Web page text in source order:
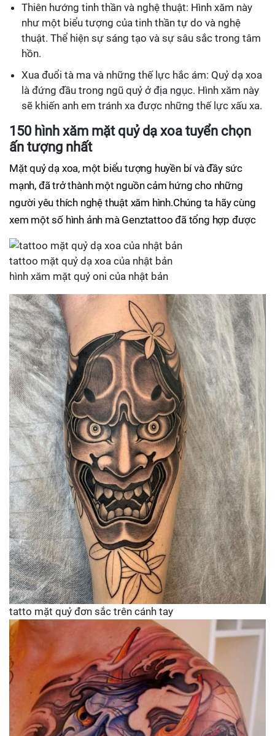
Thiên hướng tinh thần và nghệ thuật: Hình xăm này
như một biểu tượng của tinh thần tự do và nghệ
thuật. Thể hiện sự sáng tạo và sự sâu sắc trong tâm
hồn.
Xua đuổi tà ma và những thế lực hắc ám: Quỷ dạ xoa
là đứng đầu trong ngũ quỷ ở địa ngục. Hình xăm này
sẽ khiến anh em tránh xa được những thế lực xấu xa.
150 hình xăm mặt quỷ dạ xoa tuyển chọn
ấn tượng nhất
Mặt quỷ dạ xoa, một biểu tượng huyền bí và đầy sức
mạnh, đã trở thành một nguồn cảm hứng cho những
người yêu thích nghệ thuật xăm hình.Chúng ta hãy cùng
xem một số hình ảnh mà Genztattoo đã tổng hợp được
tattoo mặt quỷ dạ xoa của nhật bản
hình xăm mặt quỷ oni của nhật bản
tatto mặt quỷ đơn sắc trên cánh tay